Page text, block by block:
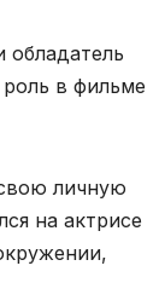
в фильме
личную
на актрисе